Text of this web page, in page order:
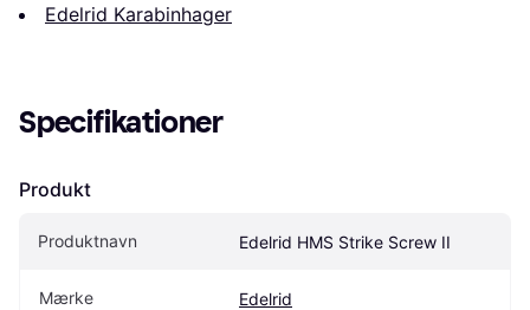
Edelrid Karabinhager
Specifikationer
Produkt
Produktnavn Edelrid HMS Strike Screw II
Mærke Edelrid